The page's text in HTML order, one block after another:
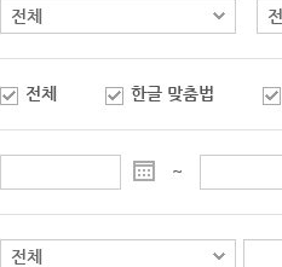
전체 한글 맞춤법
~